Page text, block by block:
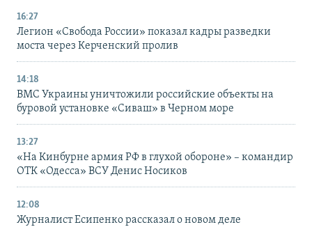
16:27
Легион «Свобода России» показал кадры разведки
моста через Керченский пролив
14:18
ВМС Украины уничтожили российские объекты на
буровой установке «Сиваш» в Черном море
13:27
«На Кинбурне армия РФ в глухой обороне» – командир
ОТК «Одесса» ВСУ Денис Носиков
12:08
Журналист Есипенко рассказал о новом деле